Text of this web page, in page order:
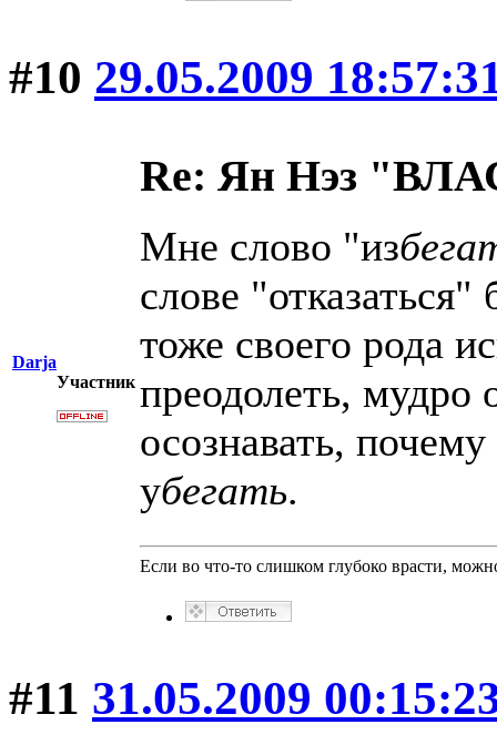
#10 29.05.2009
Darja
Участник
Re: Ян Нэз
Мне слово "из
слове
тоже своего рода
преодолеть, мудро
осознавать,
убегать.
Если во что-то слишком глубоко врасти,
#11 31.05.2009